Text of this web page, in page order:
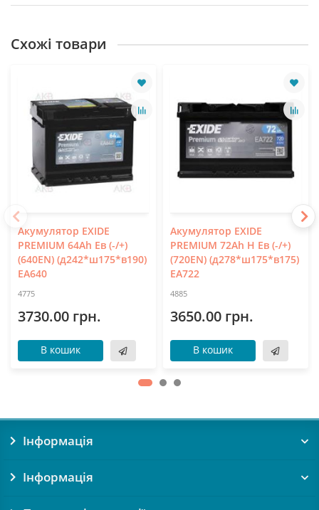
Схожі товари
Акумулятор EXIDE
PREMIUM 64Ah Ев (-/+)
(640EN) (д242*ш175*в190)
EA640
4775
3730.00 грн.
В кошик
Акумулятор EXIDE
PREMIUM 72Ah Н Ев (-/+)
(720EN) (д278*ш175*в175)
EA722
4885
3650.00 грн.
В кошик
Інформація
Інформація